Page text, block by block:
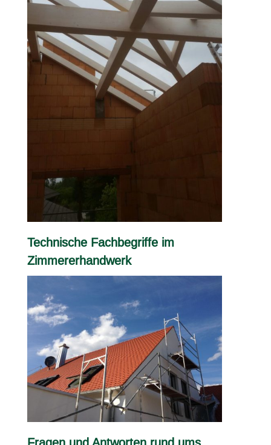
Technische Fachbegriffe im
Zimmererhandwerk
Fragen und Antworten rund ums